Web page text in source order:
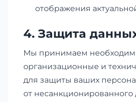
отображения
4. Защита
Мы принимаем
организационные и
для защиты ваших
от несанкционированного